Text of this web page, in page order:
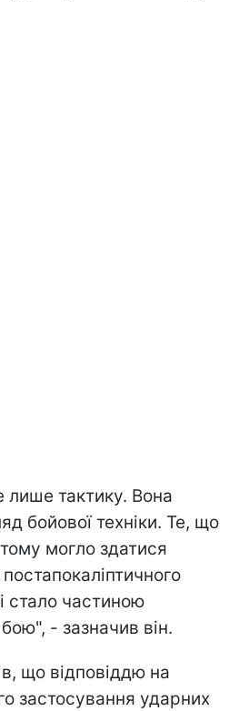
лише тактику. Вона
бойової техніки. Те, що
могло здатися
стало частиною
- зазначив він.
що відповіддю на
застосування ударних